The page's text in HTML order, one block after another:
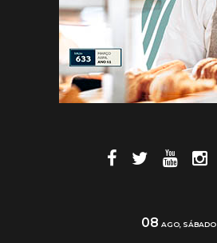
08 AGO, SÁBADO